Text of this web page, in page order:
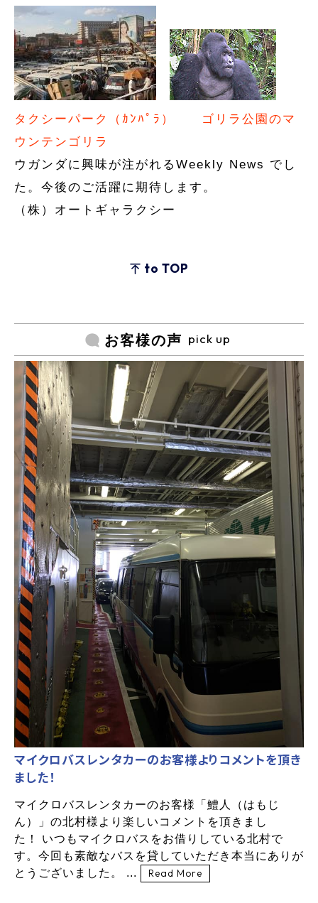
タクシーパーク（ｶﾝﾊﾟﾗ）
ゴリラ公園のマ
ウンテンゴリラ
ウガンダに興味が注がれるWeekly News でし
た。今後のご活躍に期待します。
（株）オートギャラクシー
to TOP
お客様の声 pick up
マイクロバスレンタカーのお客様よりコメントを頂き
ました！
マイクロバスレンタカーのお客様「鱧人（はもじ
ん）」の北村様より楽しいコメントを頂きまし
た！ いつもマイクロバスをお借りしている北村で
す。今回も素敵なバスを貸していただき本当にありが
とうございました。 ...
Read More